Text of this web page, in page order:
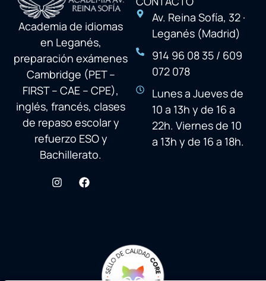
Academia de idiomas
en Leganés,
preparación exámenes
Cambridge (PET –
FIRST – CAE – CPE),
inglés, francés, clases
de repaso escolar y
refuerzo ESO y
Bachillerato.
Av. Reina Sofía, 32 ·
Leganés (Madrid)
914 96 08 35 / 609
072 078
Lunes a Jueves de
10 a 13h y de 16 a
22h. Viernes de 10
a 13h y de 16 a 18h.